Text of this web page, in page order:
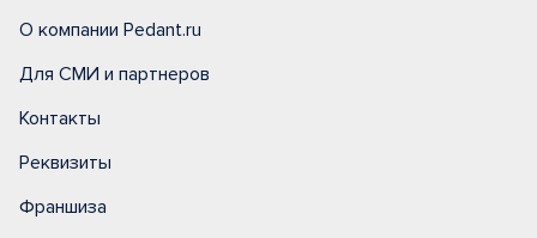
О компании Pedant.ru
Для СМИ и партнеров
Контакты
Реквизиты
Франшиза